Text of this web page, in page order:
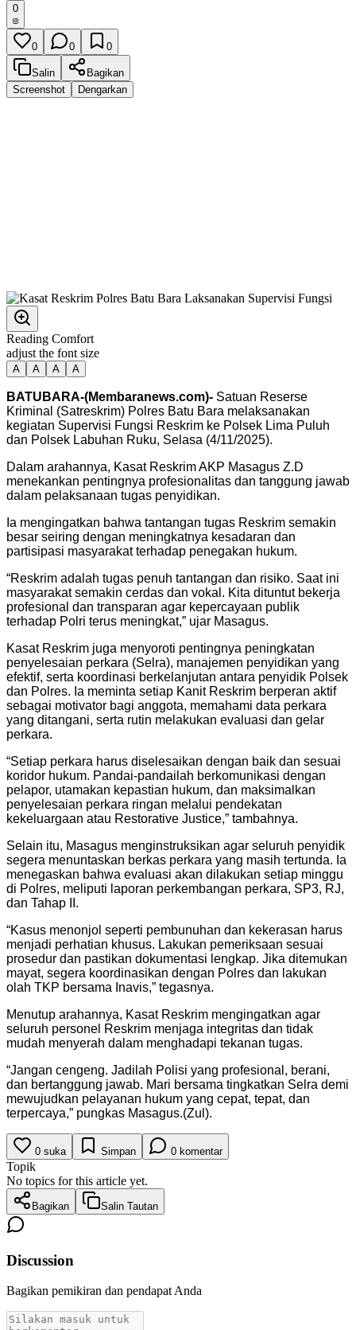
0
0 0 0
Salin
Bagikan
Screenshot
Dengarkan
Reading Comfort
adjust the font size
A A A A
BATUBARA-(Membaranews.com)- Satuan Reserse
Kriminal (Satreskrim) Polres Batu Bara melaksanakan
kegiatan Supervisi Fungsi Reskrim ke Polsek Lima Puluh
dan Polsek Labuhan Ruku, Selasa (4/11/2025).
Dalam arahannya, Kasat Reskrim AKP Masagus Z.D
menekankan pentingnya profesionalitas dan tanggung jawab
dalam pelaksanaan tugas penyidikan.
Ia mengingatkan bahwa tantangan tugas Reskrim semakin
besar seiring dengan meningkatnya kesadaran dan
partisipasi masyarakat terhadap penegakan hukum.
“Reskrim adalah tugas penuh tantangan dan risiko. Saat ini
masyarakat semakin cerdas dan vokal. Kita dituntut bekerja
profesional dan transparan agar kepercayaan publik
terhadap Polri terus meningkat,” ujar Masagus.
Kasat Reskrim juga menyoroti pentingnya peningkatan
penyelesaian perkara (Selra), manajemen penyidikan yang
efektif, serta koordinasi berkelanjutan antara penyidik Polsek
dan Polres. Ia meminta setiap Kanit Reskrim berperan aktif
sebagai motivator bagi anggota, memahami data perkara
yang ditangani, serta rutin melakukan evaluasi dan gelar
perkara.
“Setiap perkara harus diselesaikan dengan baik dan sesuai
koridor hukum. Pandai-pandailah berkomunikasi dengan
pelapor, utamakan kepastian hukum, dan maksimalkan
penyelesaian perkara ringan melalui pendekatan
kekeluargaan atau Restorative Justice,” tambahnya.
Selain itu, Masagus menginstruksikan agar seluruh penyidik
segera menuntaskan berkas perkara yang masih tertunda. Ia
menegaskan bahwa evaluasi akan dilakukan setiap minggu
di Polres, meliputi laporan perkembangan perkara, SP3, RJ,
dan Tahap II.
“Kasus menonjol seperti pembunuhan dan kekerasan harus
menjadi perhatian khusus. Lakukan pemeriksaan sesuai
prosedur dan pastikan dokumentasi lengkap. Jika ditemukan
mayat, segera koordinasikan dengan Polres dan lakukan
olah TKP bersama Inavis,” tegasnya.
Menutup arahannya, Kasat Reskrim mengingatkan agar
seluruh personel Reskrim menjaga integritas dan tidak
mudah menyerah dalam menghadapi tekanan tugas.
“Jangan cengeng. Jadilah Polisi yang profesional, berani,
dan bertanggung jawab. Mari bersama tingkatkan Selra demi
mewujudkan pelayanan hukum yang cepat, tepat, dan
terpercaya,” pungkas Masagus.(Zul).
0 suka Simpan 0 komentar
Topik
No topics for this article yet.
Bagikan Salin Tautan
Discussion
Bagikan pemikiran dan pendapat Anda